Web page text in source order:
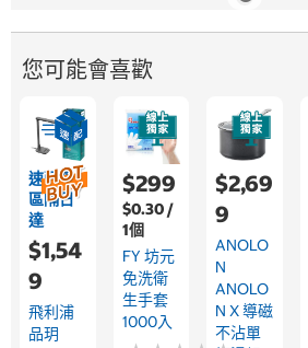
您可能會喜歡
速配限
區隔日
達
$1,54
9
飛利浦
品玥
$299
$0.30 /
1個
FY 坊元
免洗衛
生手套
1000入
$2,69
9
ANOLO
N
ANOLO
N X 導磁
不沾單